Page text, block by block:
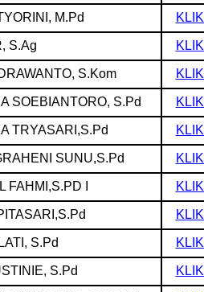
M.Pd
S.Ag
S.Kom
SOEBIANTORO, S.Pd
TRYASARI,S.Pd
SUNU,S.Pd
FAHMI,S.PD I
S.Pd
S.Pd